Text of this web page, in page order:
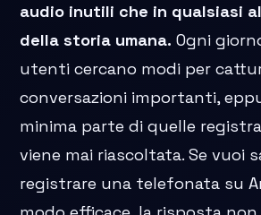
audio inutili che in qualsiasi
della storia umana. Ogni
utenti cercano modi per
conversazioni importanti,
minima parte di quelle
viene mai riascoltata. Se vuoi
registrare una telefonata su